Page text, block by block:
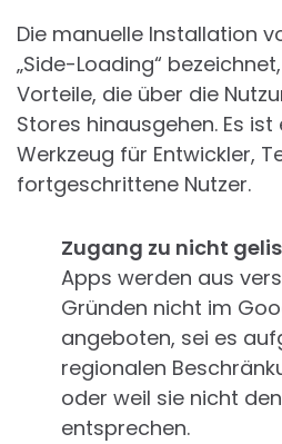
Die manuelle Installation
„Side-Loading“
Vorteile, die über die
Stores hinausgehen. Es
Werkzeug für Entwickler,
fortgeschrittene Nutzer.
Zugang zu nicht
Apps werden aus
Gründen nicht im
angeboten, sei es
regionalen
oder weil sie nicht
entsprechen.